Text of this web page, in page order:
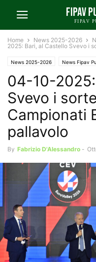
FIPAV
FIPAV
Home News 2025-2026
2025: Bari, al Castello Svevo i
News 2025-2026 News Fipav
04-10-
Svevo i
Campionati
pallavolo
By Fabrizio D'Alessandro -